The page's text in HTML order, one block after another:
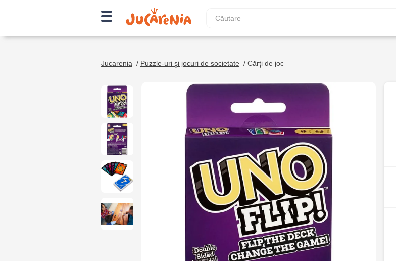
Jucarenia / Puzzle-uri şi jocuri de societate / Cărţi de joc